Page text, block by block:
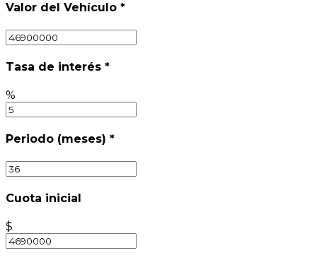
Valor del Vehículo *
Tasa de interés *
%
Periodo (meses) *
Cuota inicial
$